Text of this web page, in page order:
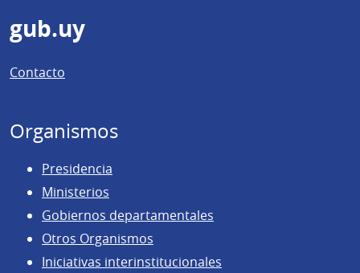
Pie
de
página
gub.uy
Contacto
Organismos
Presidencia
Ministerios
Gobiernos departamentales
Otros Organismos
Iniciativas interinstitucionales